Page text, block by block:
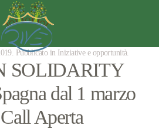
. Pubblicato in Iniziative e opportunità.
SOLIDARITY
dal 1 marzo
Aperta